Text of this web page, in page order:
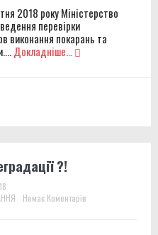
2018 року Міністерство
перевірки
виконання покарань та
Докладніше...
?!
Немає Коментарів